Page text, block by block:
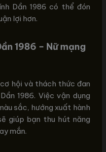
Dần 1986 có thể đón
lợi hơn.
1986 – Nữ mạng
hội và thách thức đan
1986. Việc vận dụng
sắc, hướng xuất hành
giúp bạn thu hút năng
mắn.